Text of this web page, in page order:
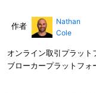
作者
Nathan
Cole
オンライン取引プラット
ブローカープラットフォ